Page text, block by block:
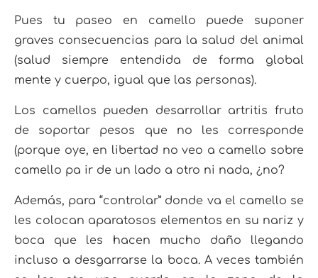
Pues tu paseo en camello puede suponer
graves consecuencias para la salud del animal
(salud siempre entendida de forma global
mente y cuerpo, igual que las personas).
Los camellos pueden desarrollar artritis fruto
de soportar pesos que no les corresponde
(porque oye, en libertad no veo a camello sobre
camello pa ir de un lado a otro ni nada, ¿no?
Además, para “controlar” donde va el camello se
les colocan aparatosos elementos en su nariz y
boca que les hacen mucho daño llegando
incluso a desgarrarse la boca. A veces también